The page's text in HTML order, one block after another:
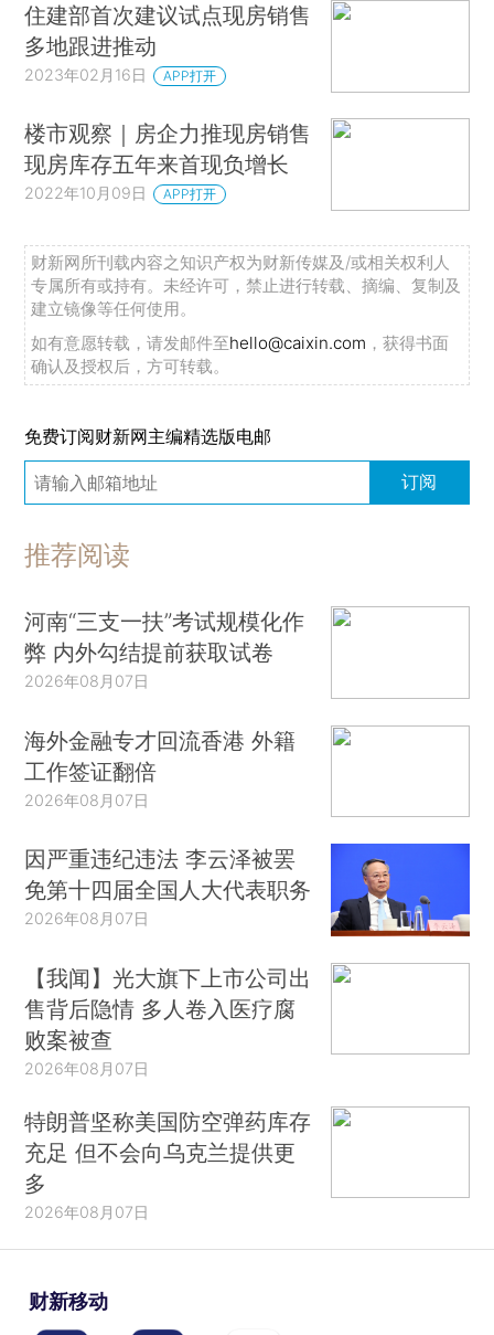
住建部首次建议试点现房销售
多地跟进推动
2023年02月16日 APP打开
楼市观察｜房企力推现房销售
现房库存五年来首现负增长
2022年10月09日 APP打开
财新网所刊载内容之知识产权为财新传媒及/或相关权利人
专属所有或持有。未经许可，禁止进行转载、摘编、复制及
建立镜像等任何使用。
如有意愿转载，请发邮件至hello@caixin.com ，获得书面
确认及授权后，方可转载。
免费订阅财新网主编精选版电邮
订阅
推荐阅读
河南“三支一扶”考试规模化作
弊 内外勾结提前获取试卷
2026年08月07日
海外金融专才回流香港 外籍
工作签证翻倍
2026年08月07日
因严重违纪违法 李云泽被罢
免第十四届全国人大代表职务
2026年08月07日
【我闻】光大旗下上市公司出
售背后隐情 多人卷入医疗腐
败案被查
2026年08月07日
特朗普坚称美国防空弹药库存
充足 但不会向乌克兰提供更
多
2026年08月07日
财新移动